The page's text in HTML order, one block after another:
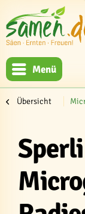
Menü
Übersicht